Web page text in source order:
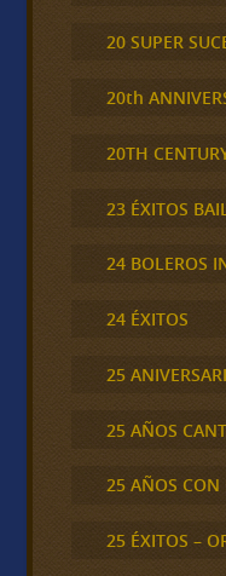
20 SUPER
20th
20TH
23 ÉXITOS
24 BOLEROS
24 ÉXITOS
25
25 AÑOS
25 AÑOS CON
25 ÉXITOS –